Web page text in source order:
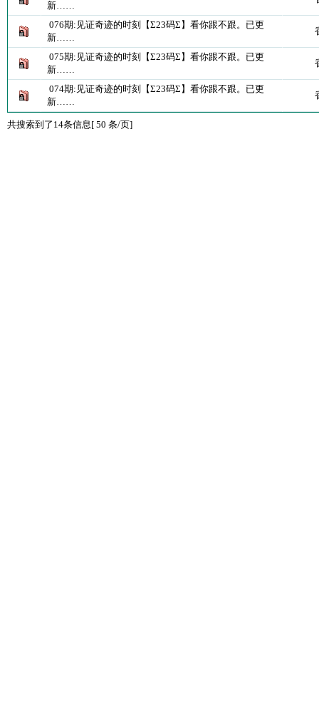
新……
076期:见证奇迹的时刻【Σ23码Σ】看你跟不跟。已更
新……
075期:见证奇迹的时刻【Σ23码Σ】看你跟不跟。已更
新……
074期:见证奇迹的时刻【Σ23码Σ】看你跟不跟。已更
新……
共搜索到了14条信息[ 50 条/页]